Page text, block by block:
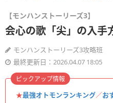
【モンハンストーリーズ3】
会心の歌「尖」の入手
モンハンストーリーズ3攻略班
最終更新日：2026.04.07 18:05
★最強オトモンランキング／お
ピックアップ情報